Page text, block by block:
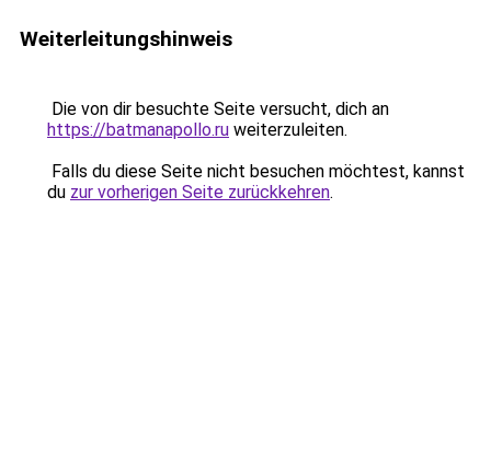
Weiterleitungshinweis
Die von dir besuchte Seite versucht, dich an
https://batmanapollo.ru weiterzuleiten.
Falls du diese Seite nicht besuchen möchtest, kannst
du zur vorherigen Seite zurückkehren.